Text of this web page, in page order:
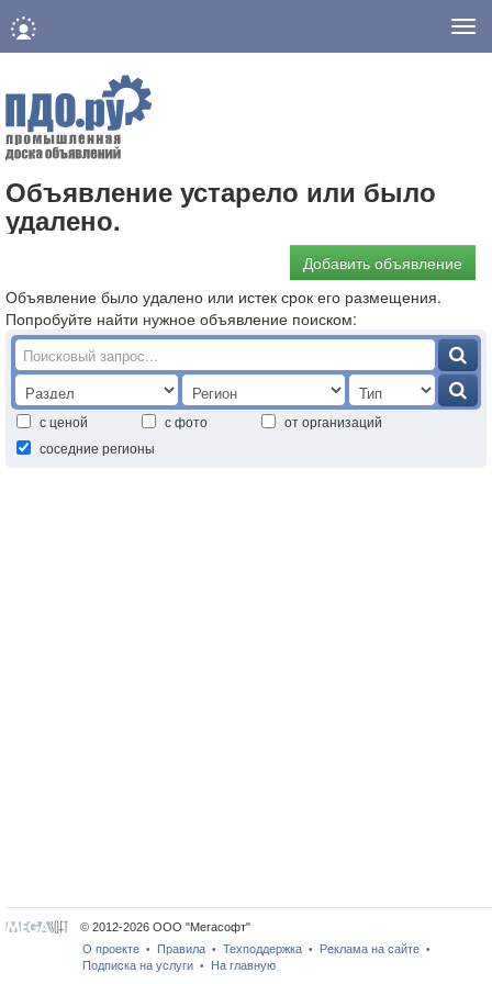
Объявление устарело или было
удалено.
Добавить объявление
Объявление было удалено или истек срок его размещения.
Попробуйте найти нужное объявление поиском:
с ценой с фото
от организаций
соседние регионы
© 2012-2026 ООО "Мегасофт"
О проекте • Правила • Техподдержка • Реклама на сайте •
Подписка на услуги • На главную